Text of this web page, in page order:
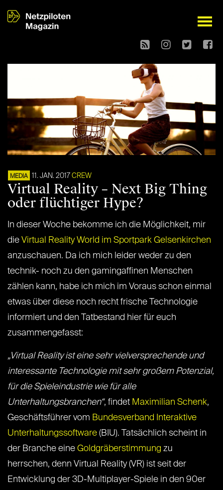
open
MEDIA 11. JAN. 2017 CREW
Virtual Reality – Next Big Thing
oder flüchtiger Hype?
In dieser Woche bekomme ich die Möglichkeit, mir
die Virtual Reality World im Sportpark Gelsenkirchen
anzuschauen. Da ich mich leider weder zu den
technik- noch zu den gamingaffinen Menschen
zählen kann, habe ich mich im Voraus schon einmal
etwas über diese noch recht frische Technologie
informiert und den Tatbestand hier für euch
zusammengefasst:
„Virtual Reality ist eine sehr vielversprechende und
interessante Technologie mit sehr großem Potenzial,
für die Spieleindustrie wie für alle
Unterhaltungsbranchen“, findet Maximilian Schenk,
Geschäftsführer vom Bundesverband Interaktive
Unterhaltungssoftware (BIU). Tatsächlich scheint in
der Branche eine Goldgräberstimmung zu
herrschen, denn Virtual Reality (VR) ist seit der
Entwicklung der 3D-Multiplayer-Spiele in den 90er